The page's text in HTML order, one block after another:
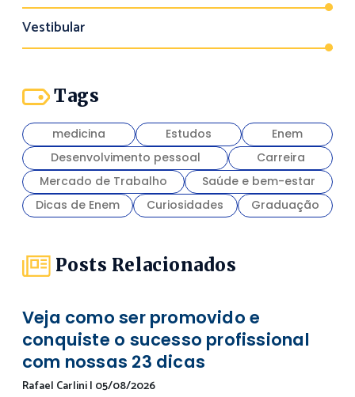
Vestibular
Tags
medicina Estudos
Enem
Desenvolvimento pessoal
Carreira
Mercado de Trabalho
Saúde e bem-estar
Dicas de Enem
Curiosidades Graduação
Posts Relacionados
Veja como ser promovido e
conquiste o sucesso profissional
com nossas 23 dicas
Rafael Carlini| 05/08/2026